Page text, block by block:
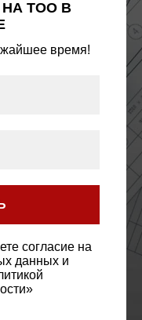
НА ТОО В
время!
согласие на
данных и